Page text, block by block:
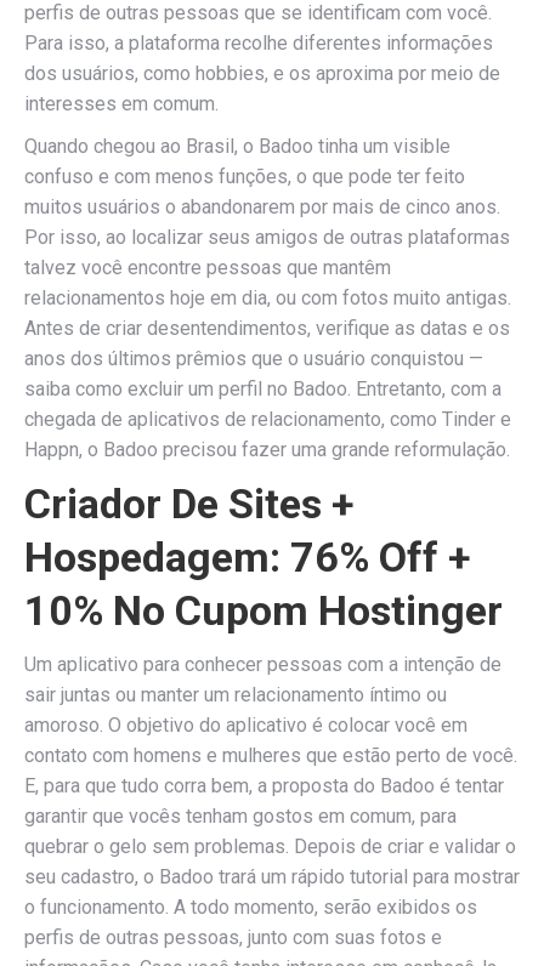
perfis de outras pessoas que se identificam com você.
Para isso, a plataforma recolhe diferentes informações
dos usuários, como hobbies, e os aproxima por meio de
interesses em comum.
Quando chegou ao Brasil, o Badoo tinha um visible
confuso e com menos funções, o que pode ter feito
muitos usuários o abandonarem por mais de cinco anos.
Por isso, ao localizar seus amigos de outras plataformas
talvez você encontre pessoas que mantêm
relacionamentos hoje em dia, ou com fotos muito antigas.
Antes de criar desentendimentos, verifique as datas e os
anos dos últimos prêmios que o usuário conquistou —
saiba como excluir um perfil no Badoo. Entretanto, com a
chegada de aplicativos de relacionamento, como Tinder e
Happn, o Badoo precisou fazer uma grande reformulação.
Criador De Sites +
Hospedagem: 76% Off +
10% No Cupom Hostinger
Um aplicativo para conhecer pessoas com a intenção de
sair juntas ou manter um relacionamento íntimo ou
amoroso. O objetivo do aplicativo é colocar você em
contato com homens e mulheres que estão perto de você.
E, para que tudo corra bem, a proposta do Badoo é tentar
garantir que vocês tenham gostos em comum, para
quebrar o gelo sem problemas. Depois de criar e validar o
seu cadastro, o Badoo trará um rápido tutorial para mostrar
o funcionamento. A todo momento, serão exibidos os
perfis de outras pessoas, junto com suas fotos e